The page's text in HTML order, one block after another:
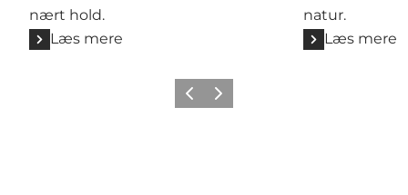
nært hold.
Læs mere
natur.
Læs mere
ForrigeNæste